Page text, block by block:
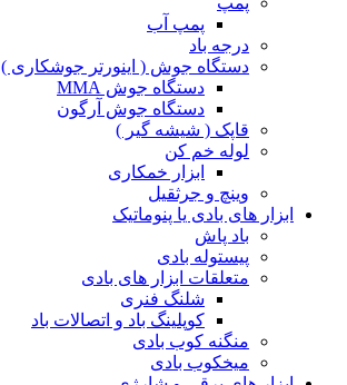
پمپ آب
درجه باد
دستگاه جوش ( اینورتر جوشکاری )
دستگاه جوش MMA
دستگاه جوش آرگون
قاپک ( شیشه گیر )
لوله خم کن
ابزار خمکاری
وینچ و جرثقیل
ابزار های بادی یا پنوماتیک
باد پاش
پیستوله بادی
متعلقات ابزار های بادی
شلنگ فنری
کوپلینگ باد و اتصالات باد
منگنه کوب بادی
میخکوب بادی